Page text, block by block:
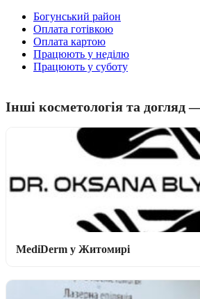
Богунський район
Оплата готівкою
Оплата картою
Працюють у неділю
Працюють у суботу
Інші косметологія та
MediDerm у Житомирі